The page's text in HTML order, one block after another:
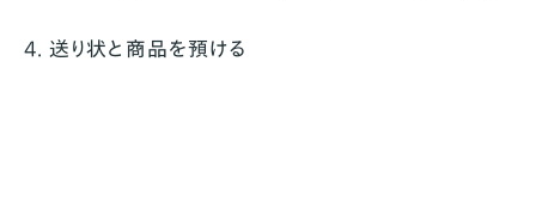
送り状と商品を預ける